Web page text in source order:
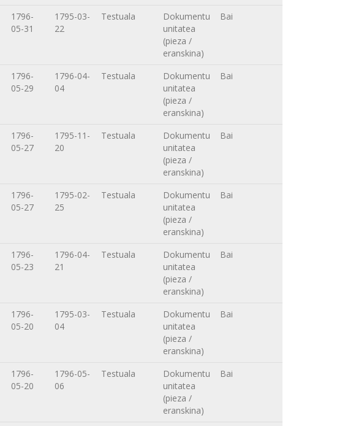
1796-
05-31
1795-03-
22
Testuala
Dokumentu
unitatea
(pieza /
eranskina)
Bai
1796-
05-29
1796-04-
04
Testuala
Dokumentu
unitatea
(pieza /
eranskina)
Bai
1796-
05-27
1795-11-
20
Testuala
Dokumentu
unitatea
(pieza /
eranskina)
Bai
1796-
05-27
1795-02-
25
Testuala
Dokumentu
unitatea
(pieza /
eranskina)
Bai
1796-
05-23
1796-04-
21
Testuala
Dokumentu
unitatea
(pieza /
eranskina)
Bai
1796-
05-20
1795-03-
04
Testuala
Dokumentu
unitatea
(pieza /
eranskina)
Bai
1796-
05-20
1796-05-
06
Testuala
Dokumentu
unitatea
(pieza /
eranskina)
Bai